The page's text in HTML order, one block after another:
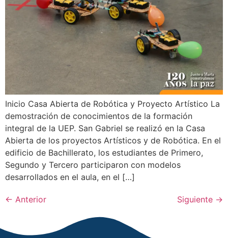
Inicio Casa Abierta de Robótica y Proyecto Artístico La
demostración de conocimientos de la formación
integral de la UEP. San Gabriel se realizó en la Casa
Abierta de los proyectos Artísticos y de Robótica. En el
edificio de Bachillerato, los estudiantes de Primero,
Segundo y Tercero participaron con modelos
desarrollados en el aula, en el […]
← Anterior Siguiente →